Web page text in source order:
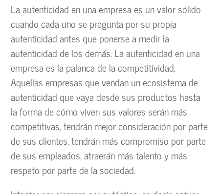
La autenticidad en una empresa es un valor sólido
cuando cada uno se pregunta por su propia
autenticidad antes que ponerse a medir la
autenticidad de los demás. La autenticidad en una
empresa es la palanca de la competitividad.
Aquellas empresas que vendan un ecosistema de
autenticidad que vaya desde sus productos hasta
la forma de cómo viven sus valores serán más
competitivas, tendrán mejor consideración por parte
de sus clientes, tendrán más compromiso por parte
de sus empleados, atraerán más talento y más
respeto por parte de la sociedad.